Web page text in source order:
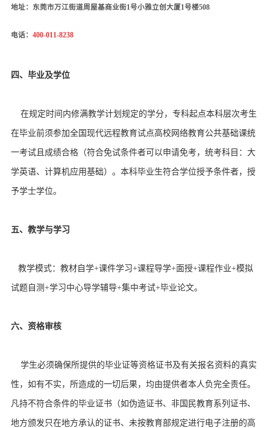
地址：东莞市万江街道周屋基商业街1号小雅立创大厦1号楼508
电话： 400-011-8238
四、毕业及学位
在规定时间内修满教学计划规定的学分，专科起点本科层次考生
在毕业前须参加全国现代远程教育试点高校网络教育公共基础课统
一考试且成绩合格（符合免试条件者可以申请免考，统考科目：大
学英语、计算机应用基础）。本科毕业生符合学位授予条件者，授
予学士学位。
五、教学与学习
教学模式：教材自学+课件学习+课程导学+面授+课程作业+模拟
试题自测+学习中心导学辅导+集中考试+毕业论文。
六、资格审核
学生必须确保所提供的毕业证等资格证书及有关报名资料的真实
性，如有不实，所造成的一切后果，均由提供者本人负完全责任。
凡持不符合条件的毕业证书（如伪造证书、非国民教育系列证书、
地方颁发只在地方承认的证书、未按教育部规定进行电子注册的高